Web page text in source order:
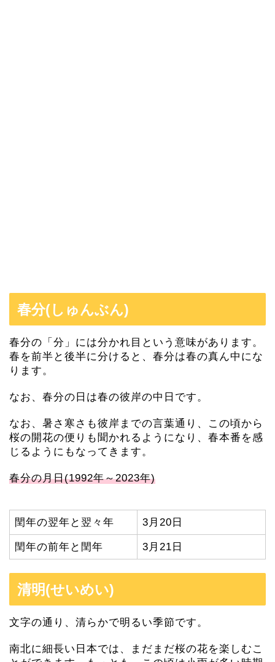
春分(しゅんぶん)
春分の「分」には分かれ目という意味があります。
春を前半と後半に分けると、春分は春の真ん中にな
ります。
なお、春分の日は春の彼岸の中日です。
なお、暑さ寒さも彼岸までの言葉通り、この頃から
桜の開花の便りも聞かれるようになり、春本番を感
じるようにもなってきます。
春分の月日(1992年～2023年)
閏年の翌年と翌々年 3月20日
閏年の前年と閏年 3月21日
清明(せいめい)
文字の通り、清らかで明るい季節です。
南北に細長い日本では、まだまだ桜の花を楽しむこ